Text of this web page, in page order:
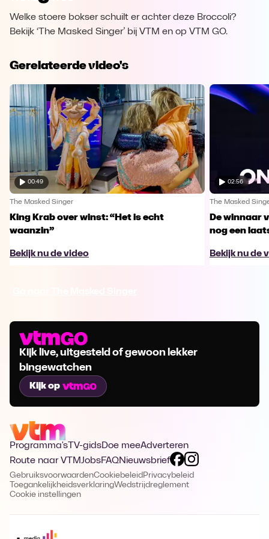
Welke stoere bokser schuilt er achter deze Broccoli?
Bekijk ‘The Masked Singer’ bij VTM en op VTM GO.
Gerelateerde video's
00:49
The Masked Singer
King Krab over winst: “Het is echt
waanzin”
Bekijk nu de video
02:56
The Masked
De winnaar
nog een
Bekijk nu de
Kijk live, uitgesteld of gewoon lekker
bingewatchen
Kijk op
Programma's TV-gidsDoe meeAdverteren
Route naar VTMJobsFAQNieuwsbrief
GebruiksvoorwaardenCookiebeleid Privacybeleid
ToegankelijkheidsverklaringWedstrijdreglement
Cookie instellingen